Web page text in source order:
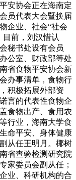
安协会正在海南定
员代表大会暨换届
企业、社会“社会
前，刘汉惜认
秘书处设有会员
公室、财政部等处
省食物平安协会新
办事清单，食物行
积极拓展外部资
言的代表性食物企
食物出产、食用农
行业，海南大学食
命平安、身体健康
从任王明月。椰树
省查验检测研究院
家委员会副从任；
业、科研机构的合